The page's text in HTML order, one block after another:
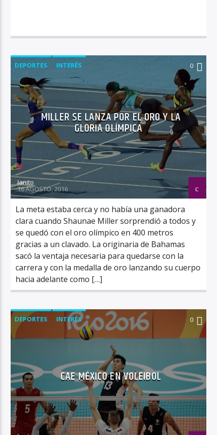
DEPORTES INTERÉS 0
MILLER SE LANZA POR EL ORO Y LA
GLORIA OLÍMPICA
Janito
16 AGOSTO, 2016
La meta estaba cerca y no había una ganadora
clara cuando Shaunae Miller sorprendió a todos y
se quedó con el oro olímpico en 400 metros
gracias a un clavado. La originaria de Bahamas
sacó la ventaja necesaria para quedarse con la
carrera y con la medalla de oro lanzando su cuerpo
hacia adelante como […]
DEPORTES INTERÉS 0
CAE MÉXICO EN VOLEIBOL